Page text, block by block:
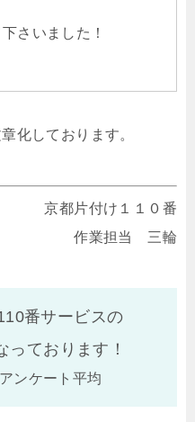
さいました！
化しております。
京都片付け１１０番
作業担当 三輪
番サービスの
っております！
ンケート平均